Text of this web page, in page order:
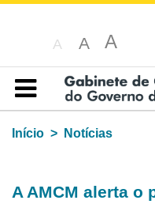
A A A
Índice
Início
Notícias
A AMCM alerta o